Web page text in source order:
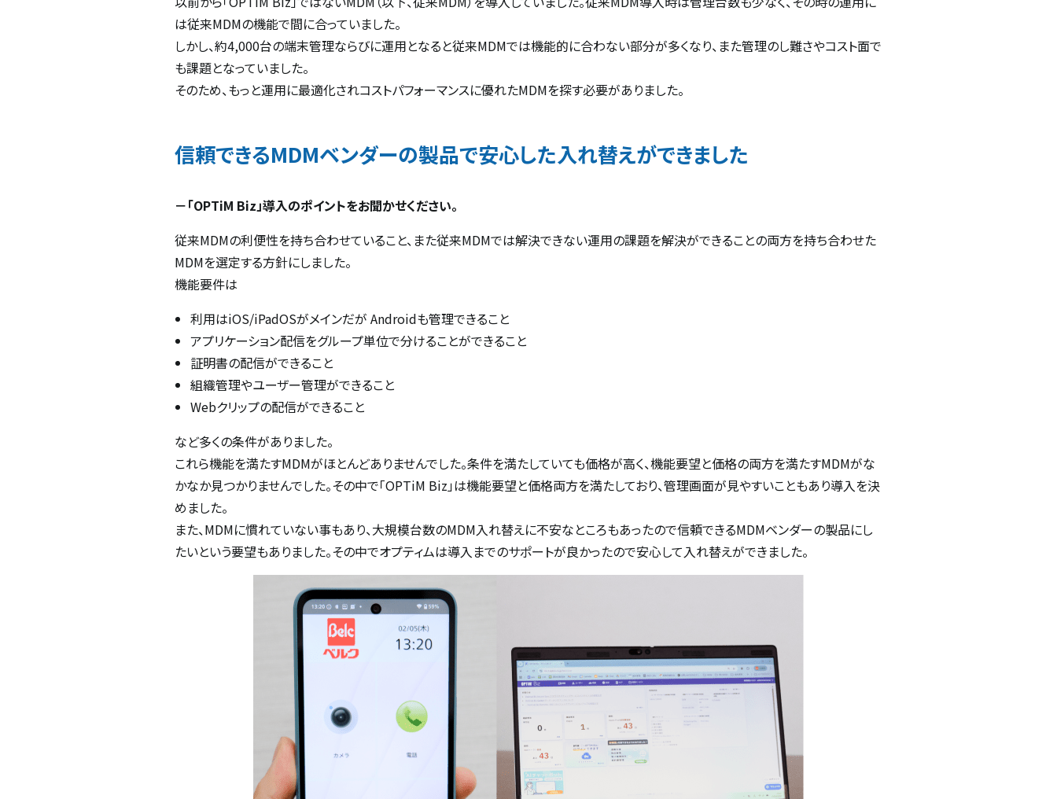
は従来MDMの機能で間に合っていました。
しかし、約4,000台の端末管理ならびに運用となると従来MDMでは機能的に合わない部分が多くなり、また管理のし難さやコスト面で
も課題となっていました。
そのため、もっと運用に最適化されコストパフォーマンスに優れたMDMを探す必要がありました。
信頼できるMDMベンダーの製品で安心した入れ替えができました
－「OPTiM Biz」導入のポイントをお聞かせください。
従来MDMの利便性を持ち合わせていること、また従来MDMでは解決できない運用の課題を解決ができることの両方を持ち合わせた
MDMを選定する方針にしました。
機能要件は
利用はiOS/iPadOSがメインだが Androidも管理できること
アプリケーション配信をグループ単位で分けることができること
証明書の配信ができること
組織管理やユーザー管理ができること
Webクリップの配信ができること
など多くの条件がありました。
これら機能を満たすMDMがほとんどありませんでした。条件を満たしていても価格が高く、機能要望と価格の両方を満たすMDMがな
かなか見つかりませんでした。その中で「OPTiM Biz」は機能要望と価格両方を満たしており、管理画面が見やすいこともあり導入を決
めました。
また、MDMに慣れていない事もあり、大規模台数のMDM入れ替えに不安なところもあったので信頼できるMDMベンダーの製品にし
たいという要望もありました。その中でオプティムは導入までのサポートが良かったので安心して入れ替えができました。